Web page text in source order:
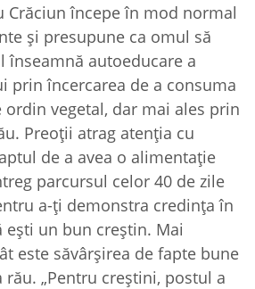
Crăciun începe în mod normal
și presupune ca omul să
înseamnă autoeducare a
prin încercarea de a consuma
vegetal, dar mai ales prin
Preoții atrag atenția cu
de a avea o alimentație
parcursul celor 40 de zile
a-ți demonstra credința în
ești un bun creștin. Mai
este săvârșirea de fapte bune
„Pentru creștini, postul a